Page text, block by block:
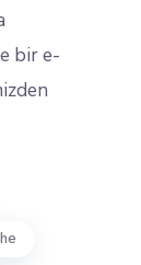
bir e-